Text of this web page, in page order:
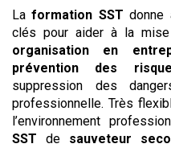
Laformation SST donne
clés pour aider à la
organisation en
prévention des
suppression des
professionnelle. Très
l’environnement
SST de sauveteur